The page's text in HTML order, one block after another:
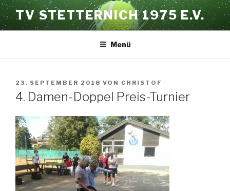
Zum
Inhalt
springen
TV STETTERNICH 1975 E.V.
Menü
VERÖFFENTLICHT
AM
23. SEPTEMBER 2018 VON CHRISTOF
4. Damen-Doppel Preis-Turnier